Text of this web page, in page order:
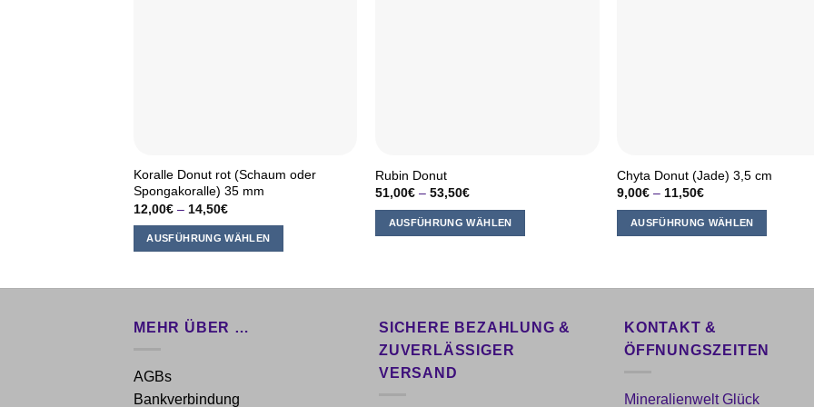
Koralle Donut rot (Schaum oder
Spongakoralle) 35 mm
12,00€– 14,50€
AUSFÜHRUNG WÄHLEN
mehrere
Die
Optionen
Rubin Donut
51,00€ –53,50€
AUSFÜHRUNG WÄHLEN
weist
Varianten
auf.
Die
Chyta Donut (Jade) 3,5 cm
9,00€ –11,50€
AUSFÜHRUNG WÄHLEN
weist
Varianten
auf.
MEHR ÜBER …
AGBs
Bankverbindung
SICHERE BEZAHLUNG &
ZUVERLÄSSIGER
VERSAND
KONTAKT &
ÖFFNUNGSZEITEN
Mineralienwelt Glück